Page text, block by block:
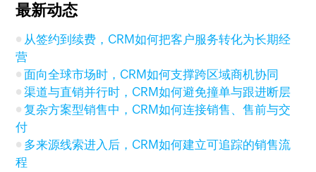
最新动态
从签约到续费，CRM如何把客户服务转化为长期经
营
面向全球市场时，CRM如何支撑跨区域商机协同
渠道与直销并行时，CRM如何避免撞单与跟进断层
复杂方案型销售中，CRM如何连接销售、售前与交
付
多来源线索进入后，CRM如何建立可追踪的销售流
程